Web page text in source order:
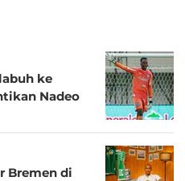
ke
Nadeo
Bremen di